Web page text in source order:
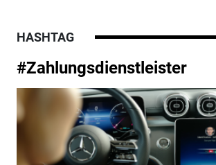
HASHTAG
#Zahlungsdienstleister